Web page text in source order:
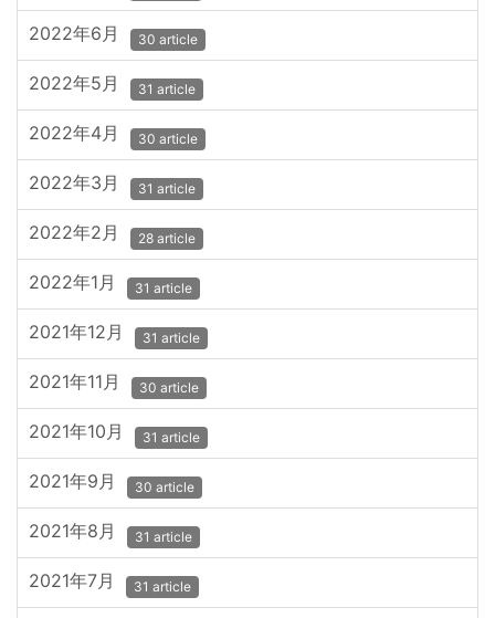
2022年6月 30 article
2022年5月 31 article
2022年4月 30 article
2022年3月 31 article
2022年2月 28 article
2022年1月 31 article
2021年12月 31 article
2021年11月 30 article
2021年10月 31 article
2021年9月 30 article
2021年8月 31 article
2021年7月 31 article